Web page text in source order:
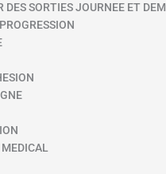
DES SORTIES JOURNEE ET